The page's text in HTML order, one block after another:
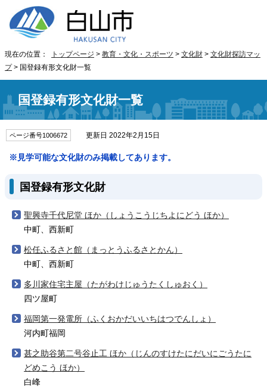
現在の位置： トップページ > 教育・文化・スポーツ > 文化財 > 文化財探訪マッ
プ> 国登録有形文化財一覧
国登録有形文化財一覧
ページ番号1006672 更新日 2022年2月15日
※見学可能な文化財のみ掲載してあります。
国登録有形文化財
聖興寺千代尼堂 ほか（しょうこうじちよにどう ほか）
中町、西新町
松任ふるさと館（まっとうふるさとかん）
中町、西新町
多川家住宅主屋（たがわけじゅうたくしゅおく）
四ツ屋町
福岡第一発電所（ふくおかだいいちはつでんしょ）
河内町福岡
甚之助谷第二号谷止工 ほか（じんのすけたにだいにごうたに
どめこう ほか）
白峰